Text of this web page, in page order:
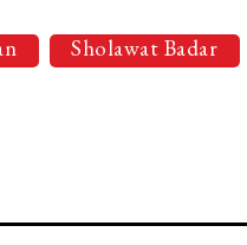
Sholawat Badar